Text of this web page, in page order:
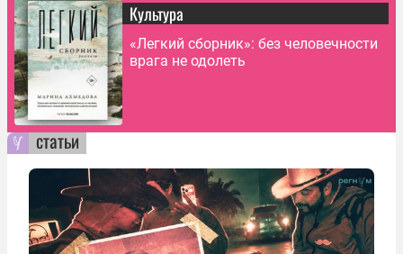
Культура
«Легкий сборник»: без человечности
врага не одолеть
статьи